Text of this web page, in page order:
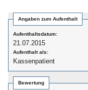
Angaben zum Aufenthalt
Aufenthaltsdatum:
21.07.2015
Aufenthalt als:
Kassenpatient
Bewertung